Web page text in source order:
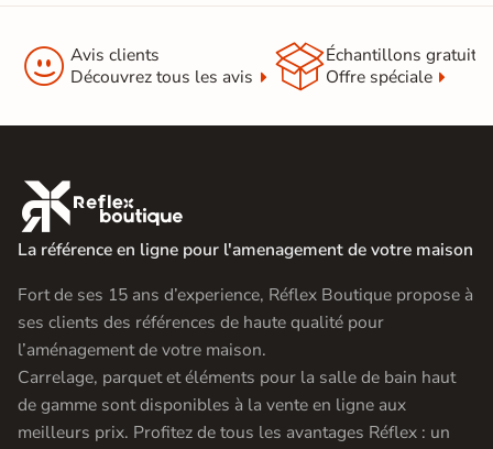
 Avis clients
Découvrez tous les avis
Échantillons gratuit
Offre spéciale

La référence en ligne pour l'amenagement de votre maison
Fort de ses 15 ans d’experience, Réflex Boutique propose à
ses clients des références de haute qualité pour
l’aménagement de votre maison.
Carrelage, parquet et éléments pour la salle de bain haut
de gamme sont disponibles à la vente en ligne aux
meilleurs prix. Profitez de tous les avantages Réflex : un